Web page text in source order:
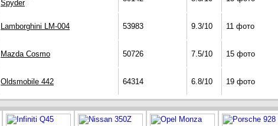
Spyder
Lamborghini LM-004 53983 9.3/10 11 фото
Mazda Cosmo 50726 7.5/10 15 фото
Oldsmobile 442 64314 6.8/10 19 фото